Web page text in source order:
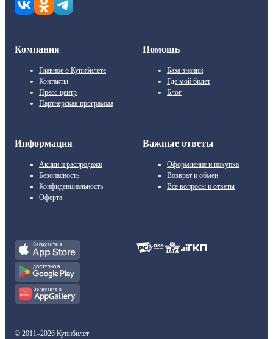
Компания
Главное о Купибилете
Контакты
Пресс-центр
Партнерская программа
Помощь
База знаний
Где мой билет
Блог
Информация
Акции и распродажи
Безопасность
Конфиденциальность
Оферта
Важные ответы
Оформление и покупка
Возврат и обмен
Все вопросы и ответы
© 2011–2026 Купибилет